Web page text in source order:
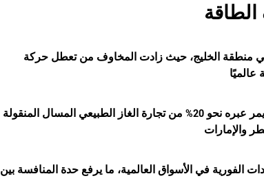
منطقة الخليج، حيث زادت المخاوف من تعطل حركة
وتزداد أهمية المضيق بالنسبة لأسواق الغاز الطبيعي المسال، إذ يمر عبره نحو 20% من تجارة الغاز الطبيعي المسال المنقولة
في الأسواق العالمية، ما يرفع حدة المنافسة بين